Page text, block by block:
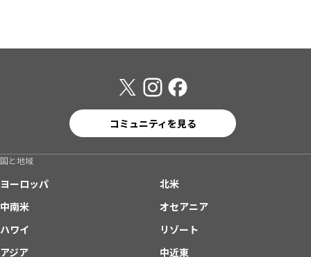
コミュニティを見る
国と地域
ヨーロッパ
北米
中南米
オセアニア
ハワイ
リゾート
アジア
中近東